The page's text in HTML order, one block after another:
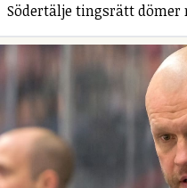
Södertälje tingsrätt